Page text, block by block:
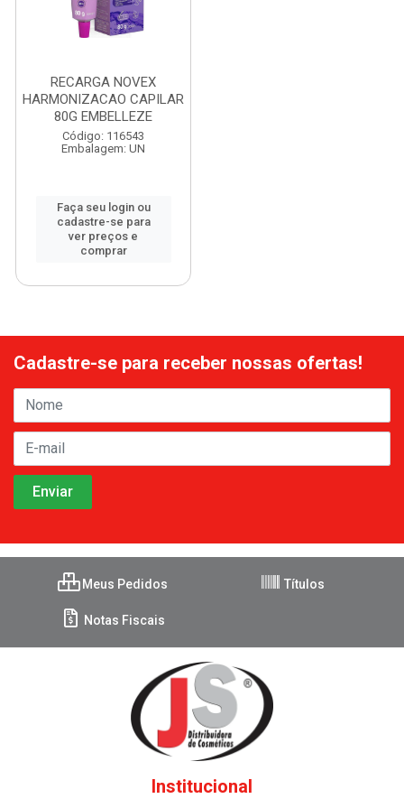
RECARGA NOVEX
HARMONIZACAO CAPILAR
80G EMBELLEZE
Código: 116543
Embalagem: UN
Faça seu login ou
cadastre-se para
ver preços e
comprar
Cadastre-se para receber nossas ofertas!
Meus Pedidos Títulos
Notas Fiscais
Institucional